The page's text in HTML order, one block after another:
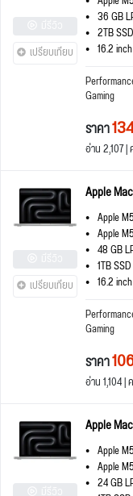
เปรียบเทียบ
36 GB
2TB SSD
16.2
Gaming
ราคา
อ่าน 2,107 |
เปรียบเทียบ
Apple
Apple
Apple
48 GB
1TB SSD
16.2
Gaming
ราคา
อ่าน 1,104 |
Apple
Apple
Apple
24 GB